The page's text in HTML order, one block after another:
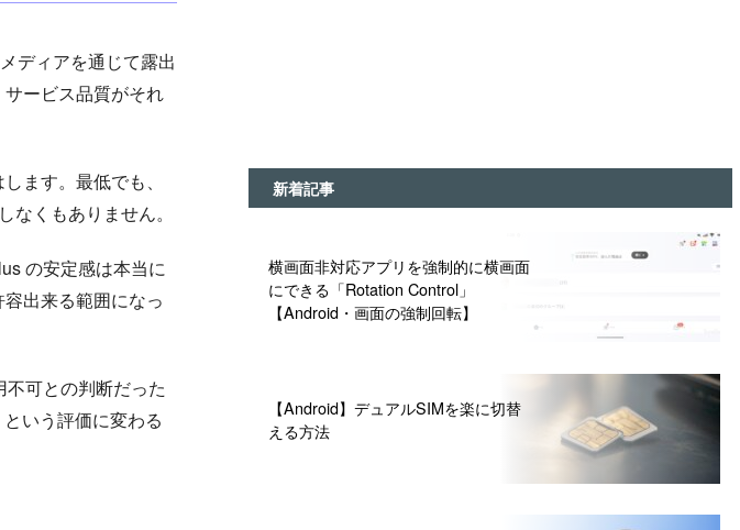
ディアを通じて露出
ービス品質がそれ
ます。最低でも、
くもありません。
の安定感は本当に
出来る範囲になっ
可との判断だった
いう評価に変わる
新着記事
横画面非対応アプリを強制的に横画面
にできる「Rotation Control」
【Android・画面の強制回転】
【Android】デュアルSIMを楽に切替
える方法